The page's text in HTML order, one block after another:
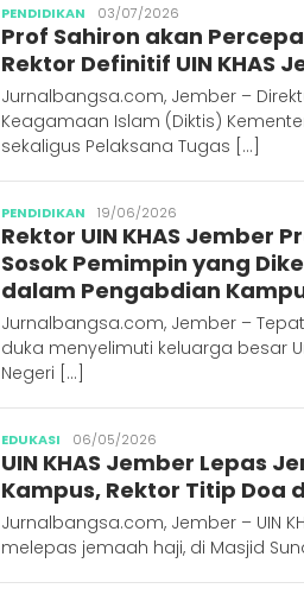
PENDIDIKAN Publisher
03/07/2026
Prof Sahiron akan
Rektor Definitif UIN KHAS
Jurnalbangsa.com, Jember –
Keagamaan Islam (Diktis)
sekaligus Pelaksana Tugas […]
PENDIDIKAN Publisher
19/06/2026
Rektor UIN KHAS Jember
Sosok Pemimpin yang
dalam Pengabdian
Jurnalbangsa.com, Jember –
duka menyelimuti keluarga besar
Negeri […]
EDUKASI Publisher
06/05/2026
UIN KHAS Jember Lepas
Kampus, Rektor Titip Doa
Jurnalbangsa.com, Jember – UIN
melepas jemaah haji, di Masjid